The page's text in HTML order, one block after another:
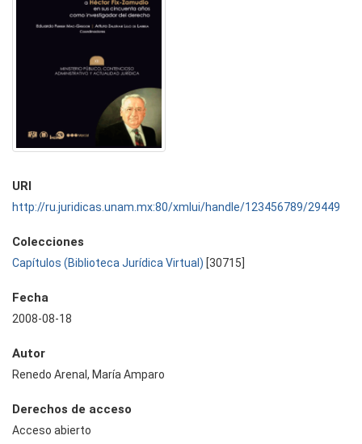
URI
http://ru.juridicas.unam.mx:80/xmlui/handle/123456789/29449
Colecciones
Capítulos (Biblioteca Jurídica Virtual) [30715]
Fecha
2008-08-18
Autor
Renedo Arenal, María Amparo
Derechos de acceso
Acceso abierto